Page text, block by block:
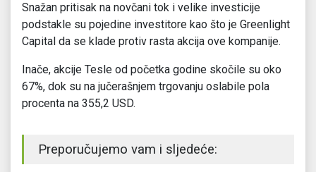
Snažan pritisak na novčani tok i velike investicije
podstakle su pojedine investitore kao što je Greenlight
Capital da se klade protiv rasta akcija ove kompanije.
Inače, akcije Tesle od početka godine skočile su oko
67%, dok su na jučerašnjem trgovanju oslabile pola
procenta na 355,2 USD.
Preporučujemo vam i sljedeće: